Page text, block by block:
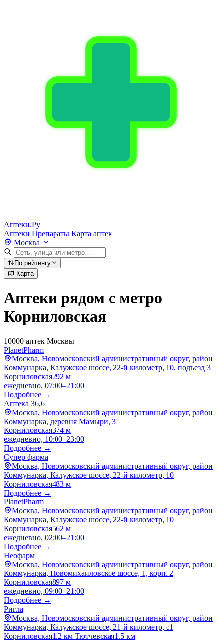
Аптеки.Ру
Аптеки Препараты Карта аптек
Москва
По рейтингу
Карта
Аптеки рядом с метро
Корниловская
10000 аптек Москвы
PlanetPharm
Москва, Новомосковский административный округ, район
Коммунарка, Калужское шоссе, 22-й километр, 10, подъезд 3
Корниловская292 м
ежедневно, 07:00–21:00
Подробнее →
Аптека 36,6
Москва, Новомосковский административный округ, район
Коммунарка, деревня Мамыри, 3
Корниловская374 м
ежедневно, 10:00–23:00
Подробнее →
Супер фарма
Москва, Новомосковский административный округ, район
Коммунарка, Калужское шоссе, 22-й километр, 10
Корниловская483 м
Подробнее →
PlanetPharm
Москва, Новомосковский административный округ, район
Коммунарка, Калужское шоссе, 22-й километр, 10
Корниловская562 м
ежедневно, 02:00–21:00
Подробнее →
Неофарм
Москва, Новомосковский административный округ, район
Коммунарка, Новомихайловское шоссе, 1, корп. 2
Корниловская897 м
ежедневно, 09:00–21:00
Подробнее →
Ригла
Москва, Новомосковский административный округ, район
Коммунарка, Калужское шоссе, 21-й километр, с1
Корниловская1.2 км Тютчевская1.5 км